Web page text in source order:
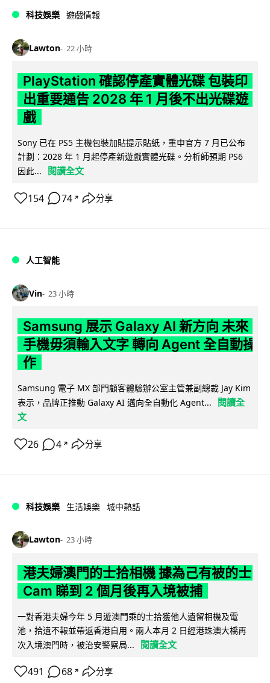
科技娛樂 遊戲情報
Lawton 22 小時
PlayStation 確認停產實體光碟 包裝印
出重要通告 2028 年 1 月後不出光碟遊
戲
Sony 已在 PS5 主機包裝加貼提示貼紙，重申官方 7 月已公布
計劃：2028 年 1 月起停產新遊戲實體光碟。分析師預期 PS6
因此...
閱讀全文
154 74 ↗ 分享
人工智能
Vin 23 小時
Samsung 展示 Galaxy AI 新方向 未來
手機毋須輸入文字 轉向 Agent 全自動操
作
Samsung 電子 MX 部門顧客體驗辦公室主管兼副總裁 Jay Kim
表示，品牌正推動 Galaxy AI 邁向全自動化 Agent...
閱讀全
文
26 4 ↗ 分享
科技娛樂 生活娛樂 城中熱話
Lawton 23 小時
港夫婦澳門的士拾相機 據為己有被的士
Cam 睇到 2 個月後再入境被捕
一對香港夫婦今年 5 月遊澳門乘的士拾獲他人遺留相機及電
池，拾遺不報並帶返香港自用。兩人本月 2 日經港珠澳大橋再
次入境澳門時，被治安警察局...
閱讀全文
491 68 ↗ 分享